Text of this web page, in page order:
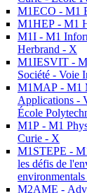
M1ECO - M1
M1HEP - M1
M1I - M1
Herbrand - X
M1IESVIT -
Société - Voie
M1MAP - M1
Applications -
École
M1P - M1
Curie - X
M1STEPE -
les défis de
M2AME -